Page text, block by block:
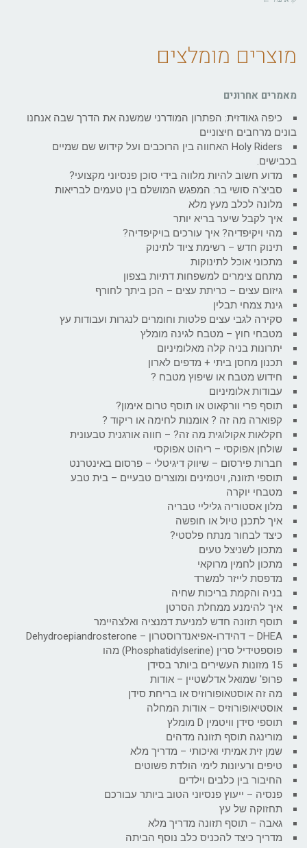
מוצרים מומלצים
מאמרים אחרונים
כיפה גאודזית: הפתרון המודרני שמשנה את הדרך שבה אנחנו
בונים מרחבים חיצוניים
Holy Riders האחווה בין הרוכבים ועל קידוש שם שמיים
בכבישים.
מדוע חשוב להיות מלווה בידי סוכן פנסיוני מקצועי?
סביצ'ה סושי בר: המפגש המושלם בין טעמים לבריאות
מלונה לכלב מעץ מלא
איך לקבל שיער בריא יותר
מהי ויקיפדיה? איך עורכים בויקיפדיה?
תינוק חדש – רשימת ציוד לתינוק
מתכוני אוכל לתינוקות
מתחם צימרים למשפחות דתיות בצפון
גיזום עצים – כריתת עצים – הכן ביתך לחורף
גינת צמחי תבלין
סקירה לגבי עצים פלטות וחומרים לנגרות ועבודות עץ
מטבחי חוץ – מטבח לגינה מומלץ
יתרונות בניה קלה מאלומיניום
תכנון מחסן ביתי + מדפים לארון
חידוש מטבח או שיפוץ מטבח ?
עבודות אלומיניום
תוסף פרי וורקאוט או תוסף טרום אימון?
קפוארה מה זה ? אומנות לחימה או ריקוד ?
חקלאות אקולוגית מה זה? – חווה אורגנית טבעונית
שולחן אפוקסי – ריהוט אפוקסי
חברות פירסום – שיווק דיגיטלי – פרסום באינטרנט
תוספי תזונה, ויטמינים ומוצרים טבעיים – בית טבע
מטבחי יוקרה
מלון אסטוריה גליליי טבריה
איך לתכנן טיול או חופשה
כיצד לבחור מנתח פלסטי?
מתכון לשניצל טעים
מתכון לחמין מרוקאי
מדפסת לייזר למשרד
בניה והקמת בריכות שחיה
איך להימנע ממחלת הסרטן
תוסף תזונה חדש למניעת דמנציה ואלצהיימר
DHEA – דהידרו-אפיאנדרוסטרון – Dehydroepiandrosterone
פוספטידיל סרין (Phosphatidylserine) מהו
15 מזונות העשירים ביותר בסידן
פרופ' שמואל אדלשטיין – אודות
מה זה אוסטאופורוזיס או בריחת סידן
אוסטיאופורוזיס – אודות המחלה
תוספי סידן וויטמין D מומלץ
מורינגה תוסף תזונה מדהים
שמן זית אמיתי ואיכותי – מדריך מלא
טיפים ורעיונות לימי הולדת פשוטים
החיבור בין כלבים וילדים
פנסיה – ייעוץ פנסיוני הטוב ביותר עבורכם
תחזוקה של עץ
גאבה – תוסף תזונה מדריך מלא
מדריך כיצד להכניס כלב נוסף הביתה